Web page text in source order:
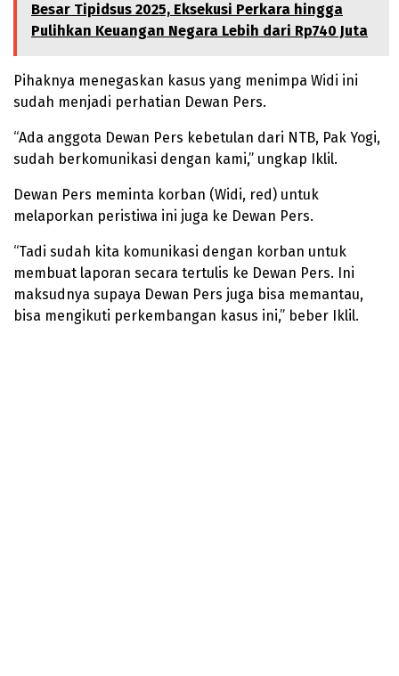
Besar Tipidsus 2025, Eksekusi Perkara hingga
Pulihkan Keuangan Negara Lebih dari Rp740 Juta
Pihaknya menegaskan kasus yang menimpa Widi ini
sudah menjadi perhatian Dewan Pers.
“Ada anggota Dewan Pers kebetulan dari NTB, Pak Yogi,
sudah berkomunikasi dengan kami,” ungkap Iklil.
Dewan Pers meminta korban (Widi, red) untuk
melaporkan peristiwa ini juga ke Dewan Pers.
“Tadi sudah kita komunikasi dengan korban untuk
membuat laporan secara tertulis ke Dewan Pers. Ini
maksudnya supaya Dewan Pers juga bisa memantau,
bisa mengikuti perkembangan kasus ini,” beber Iklil.